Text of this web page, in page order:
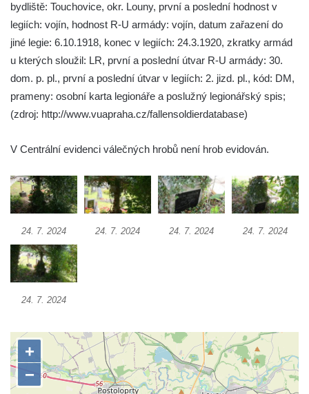
Hrob Ludvíka Tůmy na hřbitově ve Velešíně
Hrob Josefa Havla na hřbitově ve Velešíně
Pomník obětem 2. světové války na hřbitově
u kostela svatého Václava ve Velešíně
Pamětní deska 240 MILES TO FREEDOM u
pomníku obětem válek na náměstí J. V.
náměstí J. V. Kamarýta ve Velešíně
Pomník obětem 1. a 2. světové války v
hřbitově v Římově
Pomník obětem 1. světové války v Dolním
Předoníně
Pamětní deska obětem 1. světové války v
Plavu
Kenotaf Pepiho Meisela na hřbitově v
bydliště: Touchovice, okr. Louny, první a poslední hodnost v
legiích: vojín, hodnost R-U armády: vojín, datum zařazení do
jiné legie: 6.10.1918, konec v legiích: 24.3.1920, zkratky armád
u kterých sloužil: LR, první a poslední útvar R-U armády: 30.
dom. p. pl., první a poslední útvar v legiích: 2. jizd. pl., kód: DM,
prameny: osobní karta legionáře a poslužný legionářský spis;
(zdroj: http://www.vuapraha.cz/fallensoldierdatabase)
V Centrální evidenci válečných hrobů není hrob evidován.
24. 7. 2024 24. 7. 2024 24. 7. 2024 24. 7. 2024
24. 7. 2024